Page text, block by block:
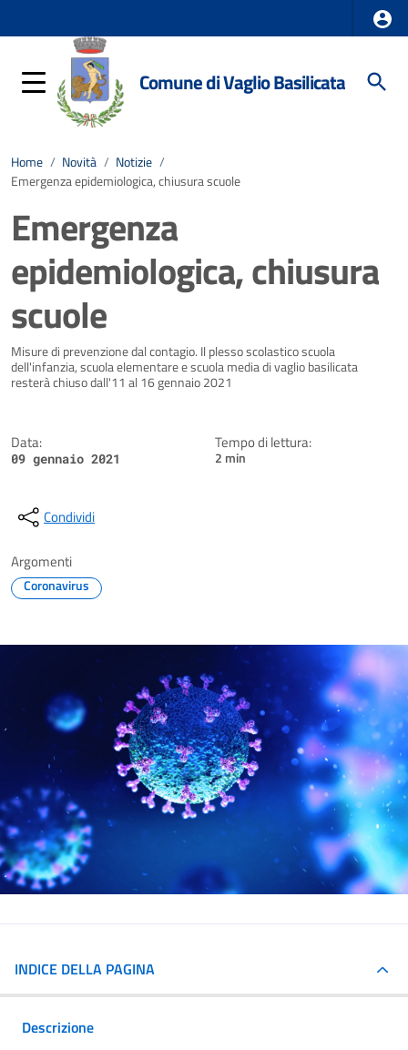
Comune di Vaglio Basilicata
Home / Novità / Notizie /
Emergenza epidemiologica, chiusura scuole
Emergenza
epidemiologica, chiusura
scuole
Dettagli della notizia
Misure di prevenzione dal contagio. Il plesso scolastico scuola
dell'infanzia, scuola elementare e scuola media di vaglio basilicata
resterà chiuso dall'11 al 16 gennaio 2021
Data:
09 gennaio 2021
Tempo di lettura:
2 min
Condividi
Argomenti
Coronavirus
INDICE DELLA PAGINA
Descrizione